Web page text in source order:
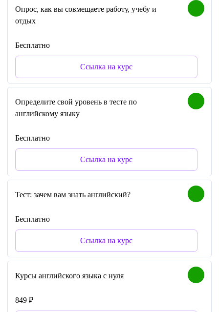
Опрос, как вы совмещаете работу, учебу и
отдых
Бесплатно
Ссылка на курс
Определите свой уровень в тесте по
английскому языку
Бесплатно
Ссылка на курс
Тест: зачем вам знать английский?
Бесплатно
Ссылка на курс
Курсы английского языка с нуля
849 ₽